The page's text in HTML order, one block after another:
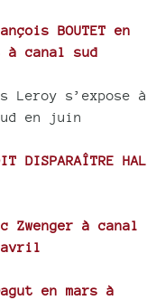
BOUTET en
canal sud
Leroy s’expose à
en juin
DISPARAÎTRE HAL
Zwenger à canal
avril
en mars à